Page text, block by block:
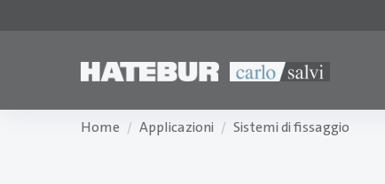
Home Applicazioni Sistemi di fissaggio